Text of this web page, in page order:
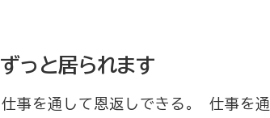
ずっと居られます
事を通して恩返しできる。 仕事を通